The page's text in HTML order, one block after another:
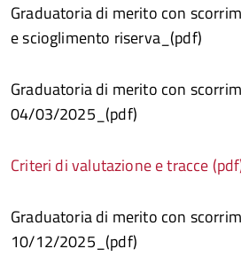
Graduatoria di merito con
e scioglimento riserva_(pdf)
Graduatoria di merito con
04/03/2025_(pdf)
Criteri di valutazione e tracce
Graduatoria di merito con
10/12/2025_(pdf)